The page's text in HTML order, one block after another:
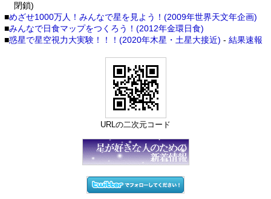
閉鎖)
■めざせ1000万人！みんなで星を見よう！(2009年世界天文年企画)
■みんなで日食マップをつくろう！(2012年金環日食)
■惑星で星空視力大実験！！！(2020年木星・土星大接近) - 結果速報
URLの二次元コード